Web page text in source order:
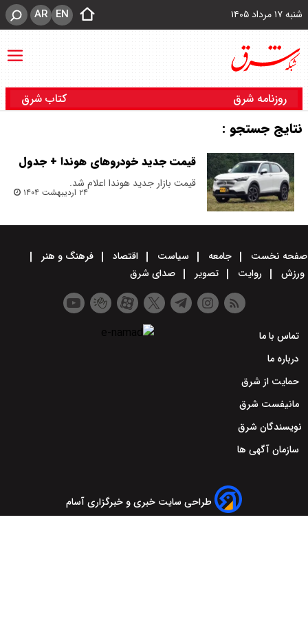
شنبه ۱۷ مرداد ۱۴۰۵ EN
AR
روزنامه شرق کتاب شرق
نتایج جستجو :
قیمت جدید خودروهای هوندا + جدول
قیمت بازار جدید هوندا اعلام شد.
۲۴ اردیبهشت ۱۴۰۴
صفحه نخست جامعه سیاست اقتصاد
فرهنگ و هنر
ورزش
روایت تصویر صدای شرق
تماس با ما
درباره ما
حمایت از شرق
مانیفست شرق
نویسندگان شرق
سازمان آگهی ها
طراحی سایت خبری و خبرگزاری آسام